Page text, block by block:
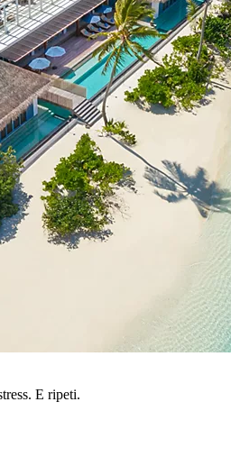
E ripeti.